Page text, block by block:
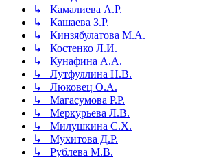
↳ Камалиева А.Р.
↳ Кашаева З.Р.
↳ Кинзябулатова М.А.
↳ Костенко Л.И.
↳ Кунафина А.А.
↳ Лутфуллина Н.В.
↳ Люковец О.А.
↳ Магасумова Р.Р.
↳ Меркурьева Л.В.
↳ Милушкина С.Х.
↳ Мухитова Д.Р.
↳ Рублева М.В.